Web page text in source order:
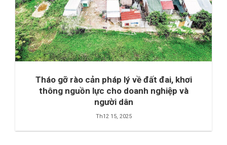
Tháo gỡ rào cản pháp lý về đất đai, khơi
thông nguồn lực cho doanh nghiệp và
người dân
Th12 15, 2025